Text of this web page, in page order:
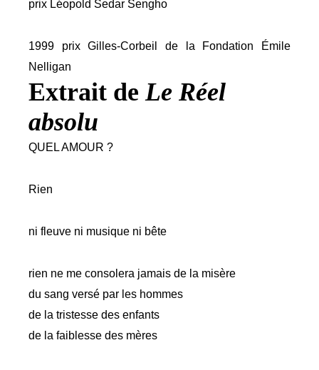
prix Léopold Sedar Sengho
1999 prix Gilles-Corbeil de la Fondation Émile
Nelligan
Extrait deLe Réel
absolu
QUEL AMOUR ?
Rien
ni fleuve ni musique ni bête
rien ne me consolera jamais de la misère
du sang versé par les hommes
de la tristesse des enfants
de la faiblesse des mères